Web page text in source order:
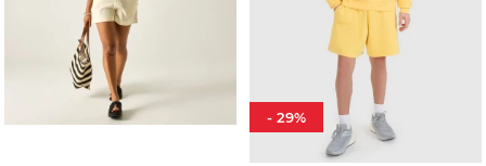
- 29%